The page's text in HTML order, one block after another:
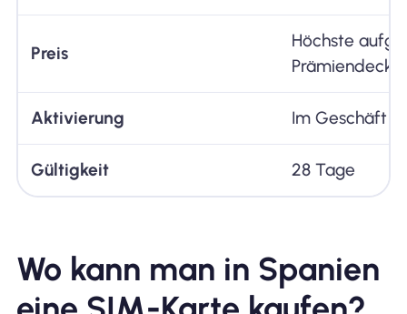
Preis
Höchste
Aktivierung Im Geschäft
Gültigkeit 28 Tage
Wo kann man in Spanien